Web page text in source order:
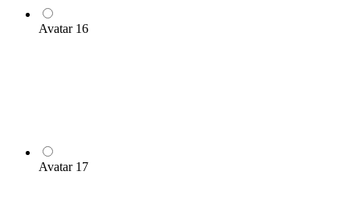
Avatar 16
Avatar 17